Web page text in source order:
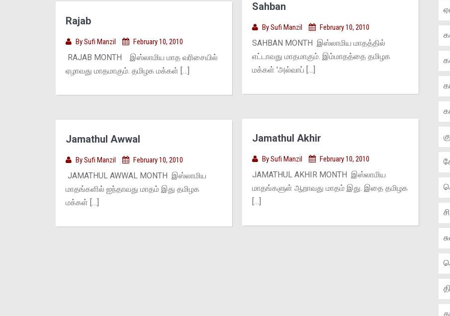
Sahban
BySufi Manzil February 10, 2010
SAHBAN MONTH இஸ்லாமிய மாதத்தில்
எட்டாவது மாதமாகும். இம்மாதத்தை தமிழக
மக்கள் 'அல்வாப் […]
Rajab
BySufi Manzil February 10, 2010
RAJAB MONTH இஸ்லாமிய மாத வரிசையில்
ஏழாவது மாதமாகும். தமிழக மக்கள் […]
Jamathul Akhir
BySufi Manzil February 10, 2010
JAMATHUL AKHIR MONTH இஸ்லாமிய
மாதங்களுள் ஆறாவது மாதம் இது. இதை தமிழக
[…]
Jamathul Awwal
BySufi Manzil February 10, 2010
JAMATHUL AWWAL MONTH இஸ்லாமிய
மாதங்களில் ஐந்தாவது மாதம் இது தமிழக
மக்கள் […]